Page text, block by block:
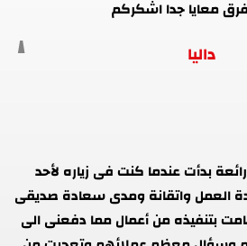
معايا جدا اشكركم
داليا
بدأت عندما كنت فى زياره لأحد
العمل واتقانة ومدى سعادة صديقى
بتنفيذه من أعمال مما دفعنى الى